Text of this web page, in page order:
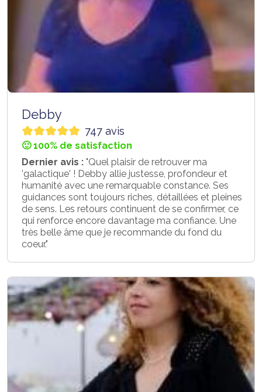
Debby
747 avis
🙂 100% de satisfaction
Dernier avis : "Quel plaisir de retrouver ma
'galactique' ! Debby allie justesse, profondeur et
humanité avec une remarquable constance. Ses
guidances sont toujours riches, détaillées et pleines
de sens. Les retours continuent de se confirmer, ce
qui renforce encore davantage ma confiance. Une
très belle âme que je recommande du fond du
coeur."